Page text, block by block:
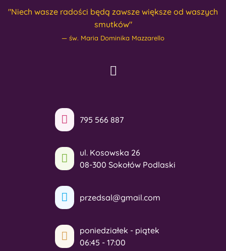
"Niech wasze radości będą zawsze większe od waszych
smutków"
św. Maria Dominika Mazzarello
795 566 887
ul. Kosowska 26
08-300 Sokołów Podlaski
przedsal@gmail.com
poniedziałek - piątek
06:45 - 17:00